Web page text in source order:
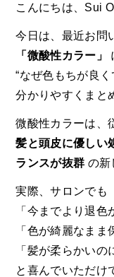
こんにちは、Sui
今日は、最近お問
「微酸性カラー」
“なぜ色もちが良
分かりやすくまと
微酸性カラーは、
髪と頭皮に優しい
ランスが抜群 の新
実際、サロンでも
「今までより退色
「色が綺麗なまま
「髪が柔らかいの
と喜んでいただけ